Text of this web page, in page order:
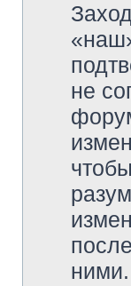
не
ними.